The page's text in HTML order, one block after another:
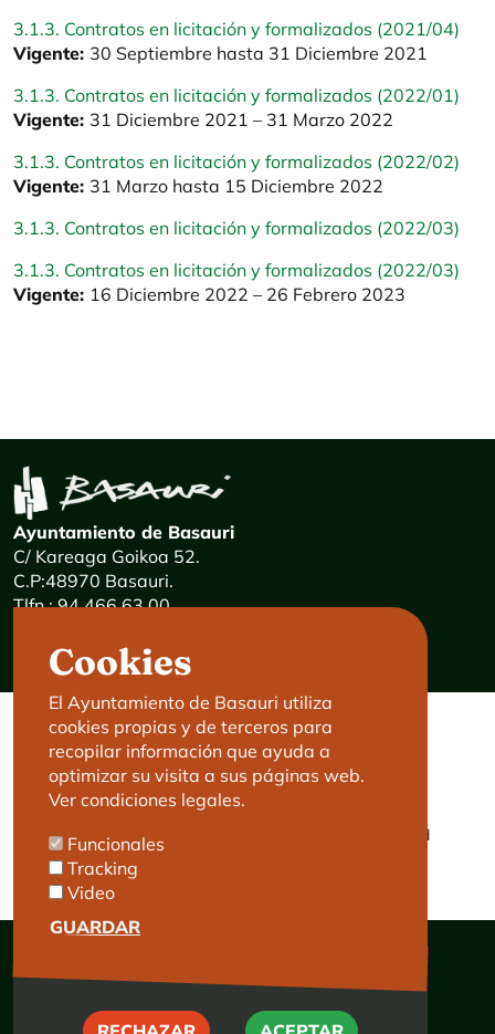
3.1.3. Contratos en licitación y formalizados (2021/04)
Vigente: 30 Septiembre hasta 31 Diciembre 2021
3.1.3. Contratos en licitación y formalizados (2022/01)
Vigente: 31 Diciembre 2021 – 31 Marzo 2022
3.1.3. Contratos en licitación y formalizados (2022/02)
Vigente: 31 Marzo hasta 15 Diciembre 2022
3.1.3. Contratos en licitación y formalizados (2022/03)
3.1.3. Contratos en licitación y formalizados (2022/03)
Vigente: 16 Diciembre 2022 – 26 Febrero 2023
Cookies
El Ayuntamiento de Basauri utiliza
cookies propias y de terceros para
recopilar información que ayuda a
optimizar su visita a sus páginas web.
Ver condiciones legales.
Funcionales
Tracking
Video
GUARDAR
RECHAZAR
Ayuntamiento de Basauri
C/ Kareaga Goikoa 52.
C.P:48970 Basauri.
Tlfn.: 94 466 63 00
E-mail: haz@basauri.eus
CONTACTO
Basauri le atiende
Cita previa
LEGAL
Aviso legal
Política de privacidad